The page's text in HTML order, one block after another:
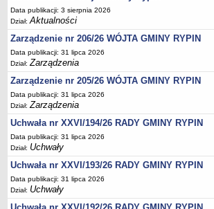
Wyniki naboru na wolne stanowiska urzędnicze
Petycje
Sygnaliści
Galeria
Raporty o stanie dostępności
Wnioski
Struktura organizacyjna
Rada gminy
Wójt
Urząd gminy
Jednostki organizacyjne, GOPS, Instytucja
Data publikacji: 3 sierpnia 2026
Dział:Aktualności
Zarządzenie nr 206/26 WÓJTA GMINY RYPIN
Data publikacji: 31 lipca 2026
Dział:Zarządzenia
Zarządzenie nr 205/26 WÓJTA GMINY RYPIN
Data publikacji: 31 lipca 2026
Dział:Zarządzenia
Uchwała nr XXVI/194/26 RADY GMINY RYPIN
Data publikacji: 31 lipca 2026
Dział: Uchwały
Uchwała nr XXVI/193/26 RADY GMINY RYPIN
Data publikacji: 31 lipca 2026
Dział: Uchwały